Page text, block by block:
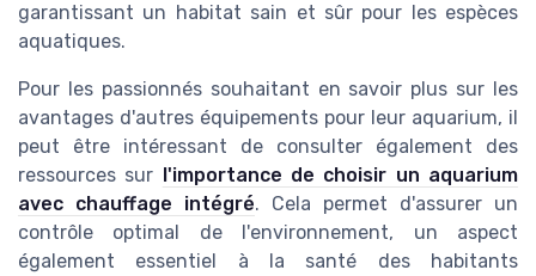
garantissant un habitat sain et sûr pour les espèces
aquatiques.
Pour les passionnés souhaitant en savoir plus sur les
avantages d'autres équipements pour leur aquarium, il
peut être intéressant de consulter également des
ressources sur
l'importance de choisir un aquarium
avec chauffage intégré. Cela permet d'assurer un
contrôle optimal de l'environnement, un aspect
également essentiel à la santé des habitants